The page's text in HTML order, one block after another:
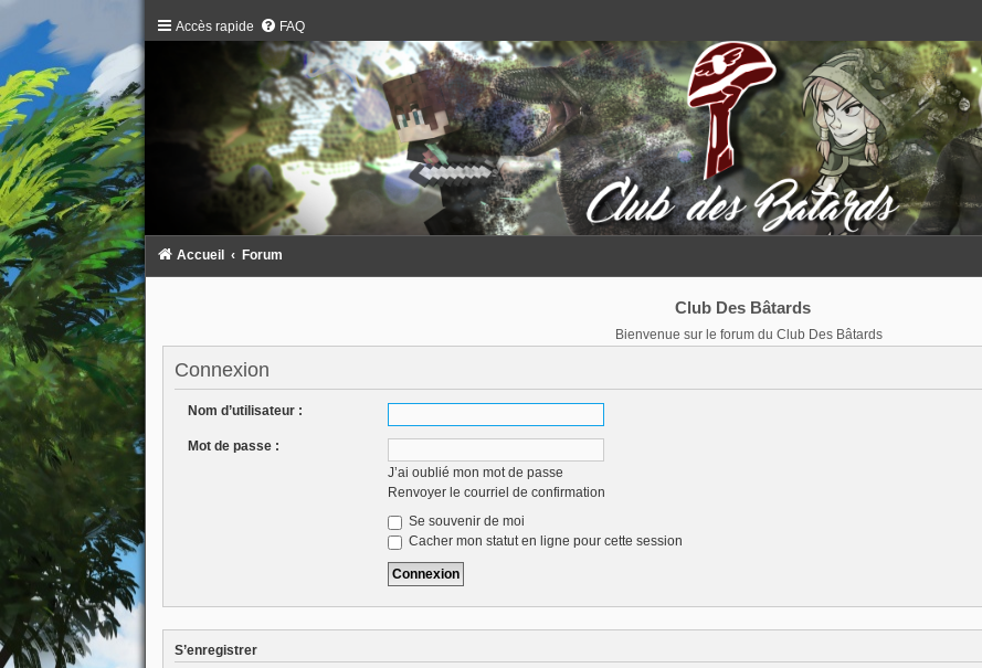
Accès rapide FAQ
Accueil Forum
Club Des Bâtards
Bienvenue sur le forum du Club Des Bâtards
Connexion
Nom d’utilisateur :
Mot de passe :
J’ai oublié mon mot de passe
Renvoyer le courriel de confirmation
Se souvenir de moi
Cacher mon statut en ligne pour cette session
S’enregistrer